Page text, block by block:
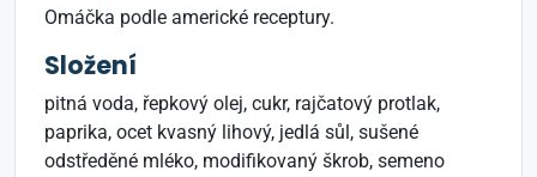
Omáčka podle americké receptury.
Složení
pitná voda, řepkový olej, cukr, rajčatový protlak,
paprika, ocet kvasný lihový, jedlá sůl, sušené
odstředěné mléko, modifikovaný škrob, semeno